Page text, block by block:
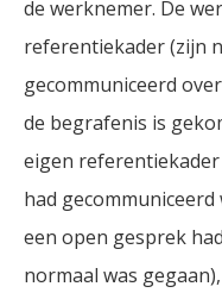
de werknemer. De
referentiekader (zijn
gecommuniceerd
de begrafenis is
eigen referentiekader
had
een open gesprek
normaal was